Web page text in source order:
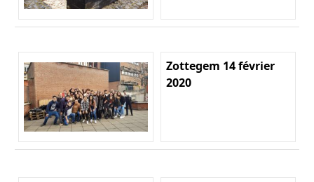
Zottegem 14 février
2020